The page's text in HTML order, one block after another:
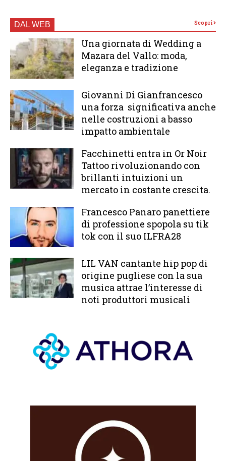
DAL WEB Scopri
Una giornata di Wedding a
Mazara del Vallo: moda,
eleganza e tradizione
Giovanni Di Gianfrancesco
una forza significativa anche
nelle costruzioni a basso
impatto ambientale
Facchinetti entra in Or Noir
Tattoo rivoluzionando con
brillanti intuizioni un
mercato in costante crescita.
Francesco Panaro panettiere
di professione spopola su tik
tok con il suo ILFRA28
LIL VAN cantante hip pop di
origine pugliese con la sua
musica attrae l’interesse di
noti produttori musicali